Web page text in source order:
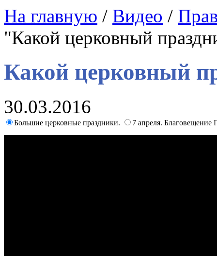
На главную / Видео /
"Какой церковный
Какой церковный
30.03.2016
Большие церковные праздники. 7 апреля.